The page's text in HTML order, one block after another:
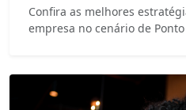
Confira as melhores
empresa no cenário de